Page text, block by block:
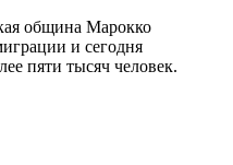
община Марокко
и сегодня
пяти тысяч человек.